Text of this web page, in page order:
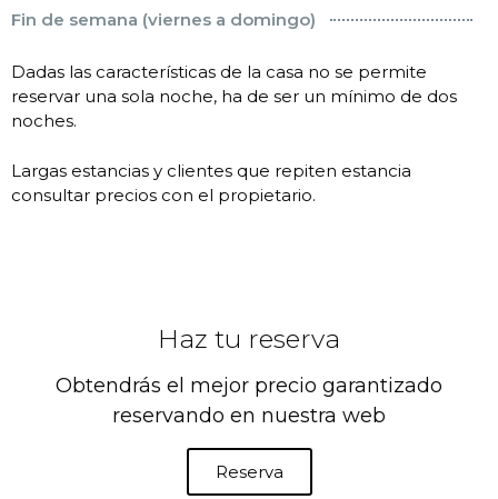
Fin de semana (viernes a domingo)
Dadas las características de la casa no se permite
reservar una sola noche, ha de ser un mínimo de dos
noches.
Largas estancias y clientes que repiten estancia
consultar precios con el propietario.
Haz tu reserva
Obtendrás el mejor precio garantizado
reservando en nuestra web
Reserva